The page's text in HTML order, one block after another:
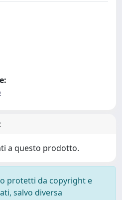
a questo prodotto.
protetti da copyright e
salvo diversa